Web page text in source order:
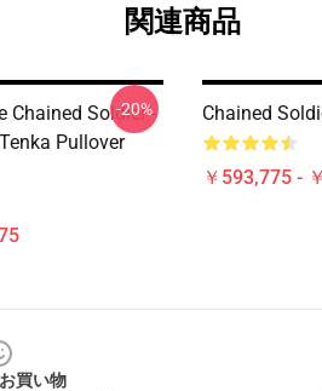
関連商品
Chained Soldier -
Pullover
-20% Chained
￥593,775 -
買い物